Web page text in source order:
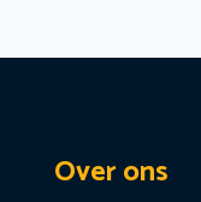
Over ons